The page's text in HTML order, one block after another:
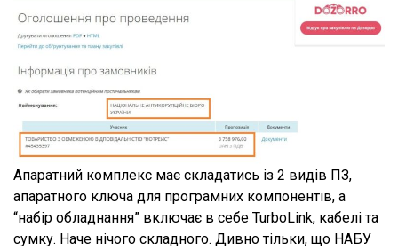
Апаратний комплекс має складатись із 2 видів ПЗ,
апаратного ключа для програмних компонентів, а
“набір обладнання” включає в себе TurboLink, кабелі та
сумку. Наче нічого складного. Дивно тільки, що НАБУ